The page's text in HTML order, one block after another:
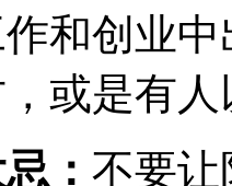
和创业
或是有
： 不要让